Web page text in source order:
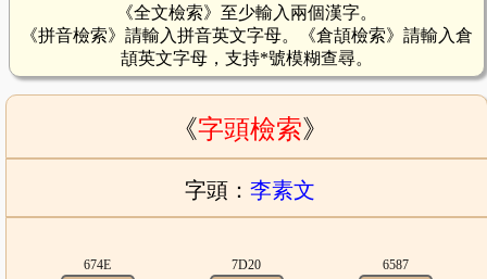
《全文檢索》至少輸入兩個漢字。
《拼音檢索》請輸入拼音英文字母。《倉頡檢索》請輸入倉
頡英文字母，支持*號模糊查尋。
《字頭檢索》
字頭： 李素文
674E 7D20 6587